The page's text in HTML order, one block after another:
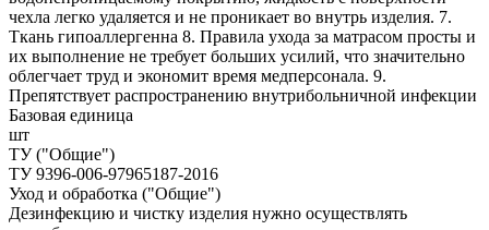
чехла легко удаляется и не проникает во внутрь изделия. 7.
Ткань гипоаллергенна 8. Правила ухода за матрасом просты и
их выполнение не требует больших усилий, что значительно
облегчает труд и экономит время медперсонала. 9.
Препятствует распространению внутрибольничной инфекции
Базовая единица
шт
ТУ ("Общие")
ТУ 9396-006-97965187-2016
Уход и обработка ("Общие")
Дезинфекцию и чистку изделия нужно осуществлять